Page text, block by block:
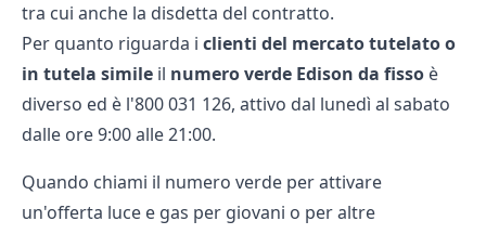
tra cui anche la disdetta del contratto.
Per quanto riguarda i clienti del mercato tutelato o
in tutela simile il numero verde Edison da fisso è
diverso ed è l'800 031 126, attivo dal lunedì al sabato
dalle ore 9:00 alle 21:00.
Quando chiami il numero verde per attivare
un'offerta luce e gas per giovani o per altre